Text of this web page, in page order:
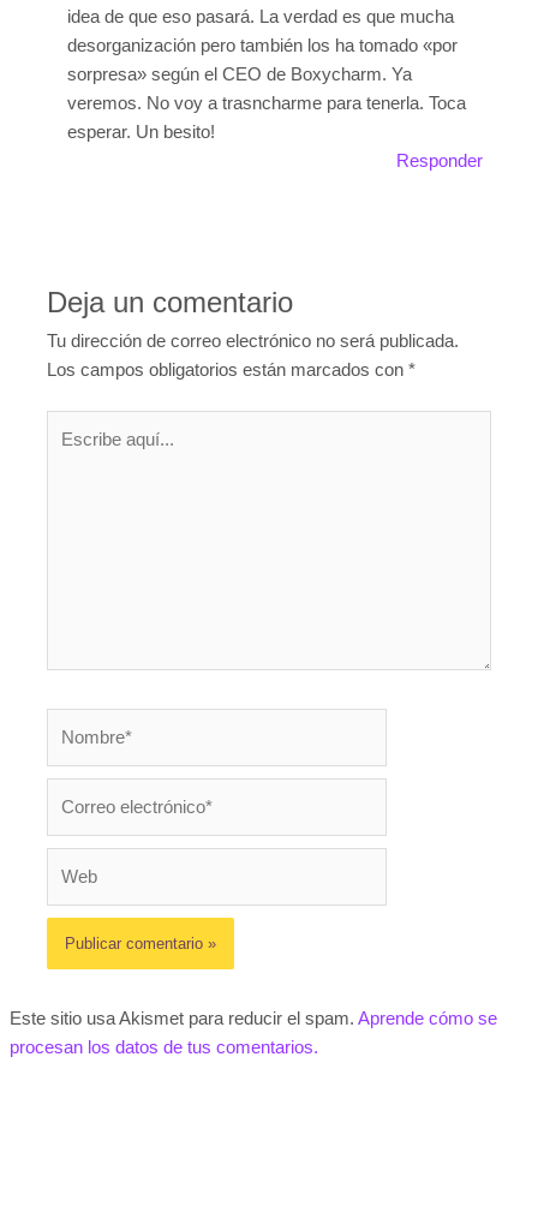
idea de que eso pasará. La verdad es que mucha
desorganización pero también los ha tomado «por
sorpresa» según el CEO de Boxycharm. Ya
veremos. No voy a trasncharme para tenerla. Toca
esperar. Un besito!
Responder
Deja un comentario
Tu dirección de correo electrónico no será publicada.
Los campos obligatorios están marcados con*
Este sitio usa Akismet para reducir el spam. Aprende cómo se
procesan los datos de tus comentarios.